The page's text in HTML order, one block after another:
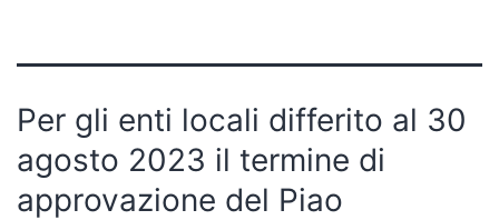
Per gli enti locali differito al 30
agosto 2023 il termine di
approvazione del Piao